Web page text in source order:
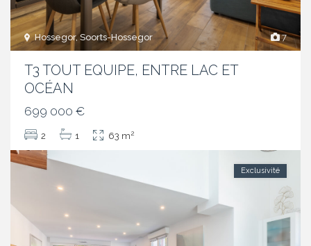
7
Hossegor, Soorts-Hossegor
T3 TOUT EQUIPE, ENTRE LAC ET
OCÉAN
699 000 €
2 1 63 m2
Exclusivité